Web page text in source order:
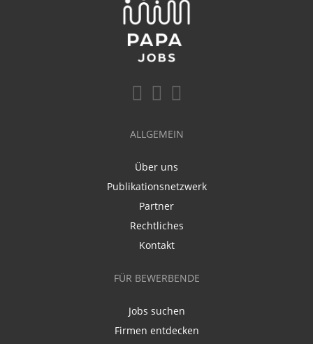
ALLGEMEIN
Über uns
Publikationsnetzwerk
Partner
Rechtliches
Kontakt
FÜR BEWERBENDE
Jobs suchen
Firmen entdecken